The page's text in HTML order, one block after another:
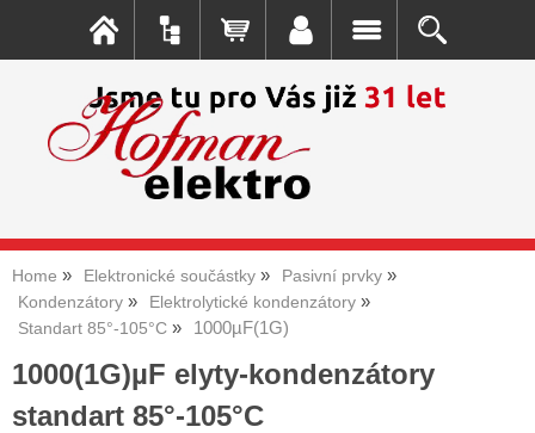
Home Elektronické součástky
Pasivní prvky
Kondenzátory
Elektrolytické kondenzátory
Standart 85°-105°C
1000µF(1G)
1000(1G)µF elyty-kondenzátory
standart 85°-105°C